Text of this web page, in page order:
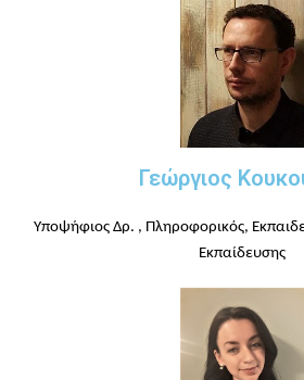
Γεώργιος
Υποψήφιος Δρ. , Πληροφορικός,
Εκπαίδευσης